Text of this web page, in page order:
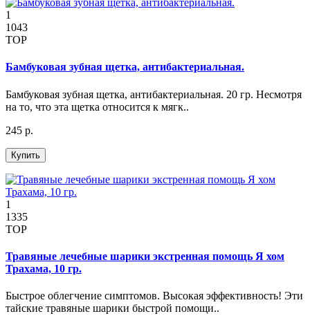
1
1043
TOP
Бамбуковая зубная щетка, антибактериальная.
Бамбуковая зубная щетка, антибактериальная. 20 гр. Несмотря
на то, что эта щетка относится к мягк..
245 р.
Купить
1
1335
TOP
Травяные лечебные шарики экстренная помощь Я хом
Трахама, 10 гр.
Быстрое облегчение симптомов. Высокая эффективность! Эти
тайские травяные шарики быстрой помощи..